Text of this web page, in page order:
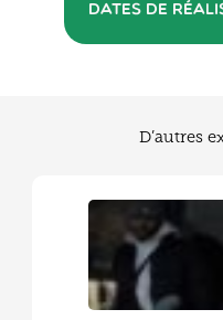
Dates de
D’autres